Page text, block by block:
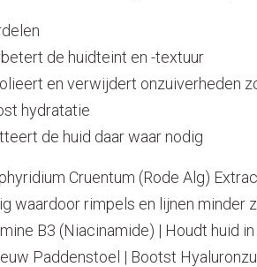
de huidteint en -textuur
en verwijdert onzuiverheden
hydratatie
de huid daar waar nodig
Cruentum (Rode Alg)
waardoor rimpels en lijnen minder
B3 (Niacinamide) | Houdt huid
Paddenstoel | Bootst